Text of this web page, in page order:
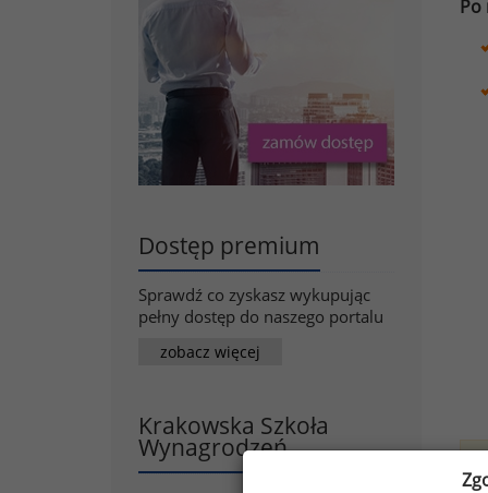
Dostęp premium
Sprawdź co zyskasz wykupując
pełny dostęp do naszego portalu
zobacz więcej
Krakowska Szkoła
Wynagrodzeń
Po